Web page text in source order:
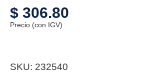
$ 306.80
Precio (con IGV)
SKU: 232540